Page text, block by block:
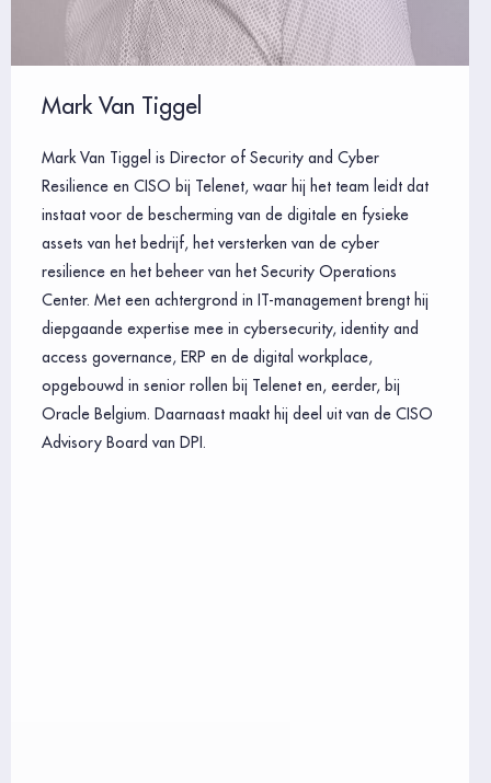
Mark Van Tiggel
Mark Van Tiggel is Director of Security and Cyber
Resilience en CISO bij Telenet, waar hij het team leidt dat
instaat voor de bescherming van de digitale en fysieke
assets van het bedrijf, het versterken van de cyber
resilience en het beheer van het Security Operations
Center. Met een achtergrond in IT-management brengt hij
diepgaande expertise mee in cybersecurity, identity and
access governance, ERP en de digital workplace,
opgebouwd in senior rollen bij Telenet en, eerder, bij
Oracle Belgium. Daarnaast maakt hij deel uit van de CISO
Advisory Board van DPI.